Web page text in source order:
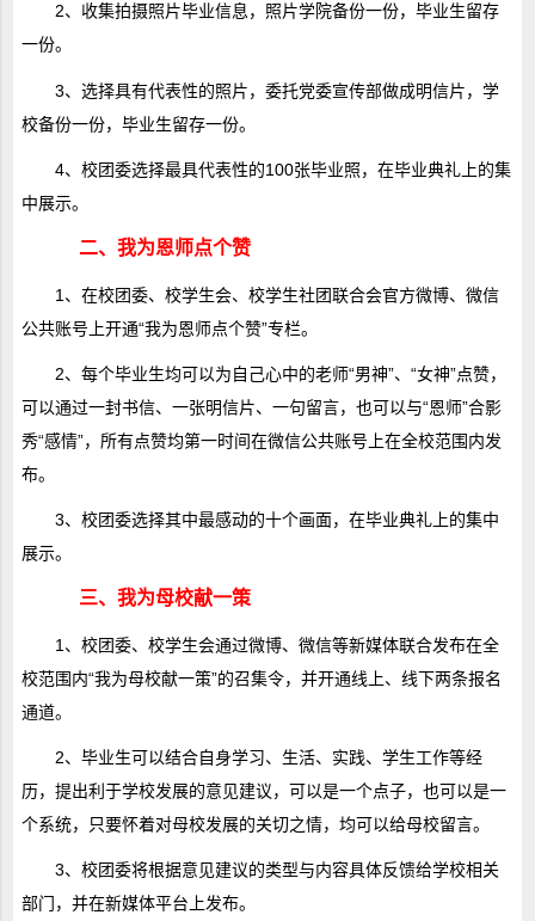
2、收集拍摄照片毕业信息，照片学院备份一份，毕业生留存
一份。
3、选择具有代表性的照片，委托党委宣传部做成明信片，学
校备份一份，毕业生留存一份。
4、校团委选择最具代表性的100张毕业照，在毕业典礼上的集
中展示。
二、我为恩师点个赞
1、在校团委、校学生会、校学生社团联合会官方微博、微信
公共账号上开通“我为恩师点个赞”专栏。
2、每个毕业生均可以为自己心中的老师“男神”、“女神”点赞，
可以通过一封书信、一张明信片、一句留言，也可以与“恩师”合影
秀“感情”，所有点赞均第一时间在微信公共账号上在全校范围内发
布。
3、校团委选择其中最感动的十个画面，在毕业典礼上的集中
展示。
三、我为母校献一策
1、校团委、校学生会通过微博、微信等新媒体联合发布在全
校范围内“我为母校献一策”的召集令，并开通线上、线下两条报名
通道。
2、毕业生可以结合自身学习、生活、实践、学生工作等经
历，提出利于学校发展的意见建议，可以是一个点子，也可以是一
个系统，只要怀着对母校发展的关切之情，均可以给母校留言。
3、校团委将根据意见建议的类型与内容具体反馈给学校相关
部门，并在新媒体平台上发布。